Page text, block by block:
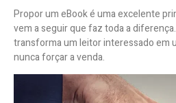
Propor um eBook é uma excelente
vem a seguirque faz toda a
transforma um leitor interessado em
nunca forçar a venda.